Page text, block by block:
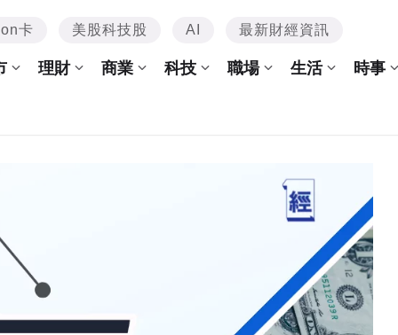
卡 美股科技股 AI 最新財經資訊
理財 商業 科技 職場 生活 時事